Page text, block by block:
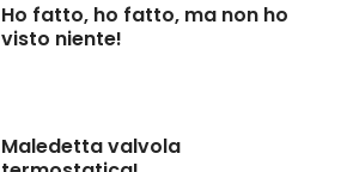
Ho fatto, ho fatto, ma non ho
visto niente!
Maledetta valvola